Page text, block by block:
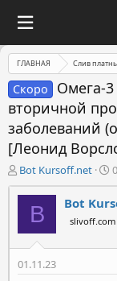
ГЛАВНАЯ Слив
Скоро
Омега-
вторичной
заболеваний
[Леонид
А
в
т
м
Bot Kursoff.net
Д
а
т
а
н
а
B Bot
slivoff.com
01.11.23